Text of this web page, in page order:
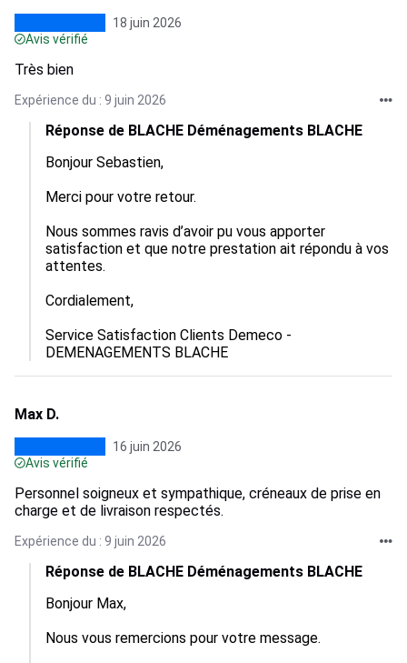
18 juin 2026
Avis vérifié
Très bien
Expérience du : 9 juin 2026
Réponse de BLACHE Déménagements BLACHE
Bonjour Sebastien,
Merci pour votre retour.
Nous sommes ravis d’avoir pu vous apporter
satisfaction et que notre prestation ait répondu à vos
attentes.
Cordialement,
Service Satisfaction Clients Demeco -
DEMENAGEMENTS BLACHE
Max D.
16 juin 2026
Avis vérifié
Personnel soigneux et sympathique, créneaux de prise en
charge et de livraison respectés.
Expérience du : 9 juin 2026
Réponse de BLACHE Déménagements BLACHE
Bonjour Max,
Nous vous remercions pour votre message.